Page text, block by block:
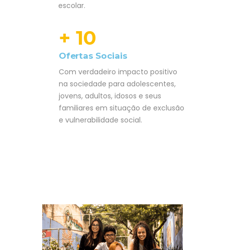
escolar.
+ 10
Ofertas Sociais
Com verdadeiro impacto positivo
na sociedade para adolescentes,
jovens, adultos, idosos e seus
familiares em situação de exclusão
e vulnerabilidade social.